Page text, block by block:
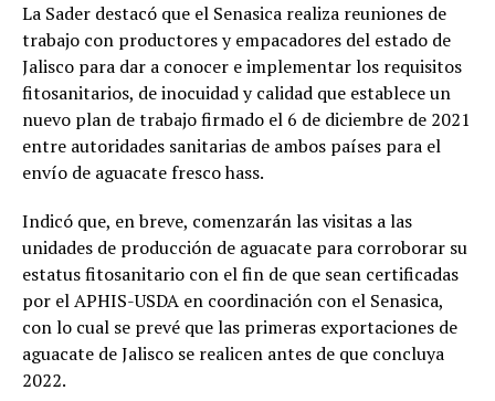
La Sader destacó que el Senasica realiza reuniones de
trabajo con productores y empacadores del estado de
Jalisco para dar a conocer e implementar los requisitos
fitosanitarios, de inocuidad y calidad que establece un
nuevo plan de trabajo firmado el 6 de diciembre de 2021
entre autoridades sanitarias de ambos países para el
envío de aguacate fresco hass.
Indicó que, en breve, comenzarán las visitas a las
unidades de producción de aguacate para corroborar su
estatus fitosanitario con el fin de que sean certificadas
por el APHIS-USDA en coordinación con el Senasica,
con lo cual se prevé que las primeras exportaciones de
aguacate de Jalisco se realicen antes de que concluya
2022.